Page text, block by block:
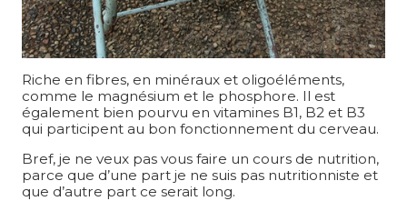
Riche en fibres, en minéraux et oligoéléments,
comme le magnésium et le phosphore. Il est
également bien pourvu en vitamines B1, B2 et B3
qui participent au bon fonctionnement du cerveau.
Bref, je ne veux pas vous faire un cours de nutrition,
parce que d’une part je ne suis pas nutritionniste et
que d’autre part ce serait long.